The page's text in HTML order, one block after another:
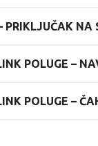
PRIKLJUČAK NA
POLUGE –
POLUGE –